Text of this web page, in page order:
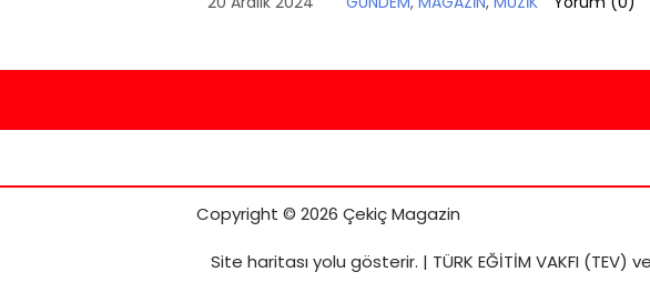
Copyright © 2026 Çekiç Magazin
Site haritasıyolu gösterir. | TÜRK EĞİTİM VAKFI (TEV)